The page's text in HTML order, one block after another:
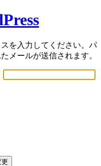
を入力してください。パ
メールが送信されます。